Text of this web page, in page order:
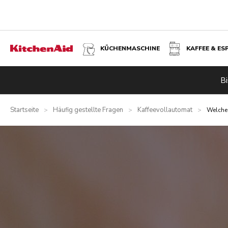
KÜCHENMASCHINE KAFFEE &
Startseite > Häufig gestellte Fragen > Kaffeevollautomat >